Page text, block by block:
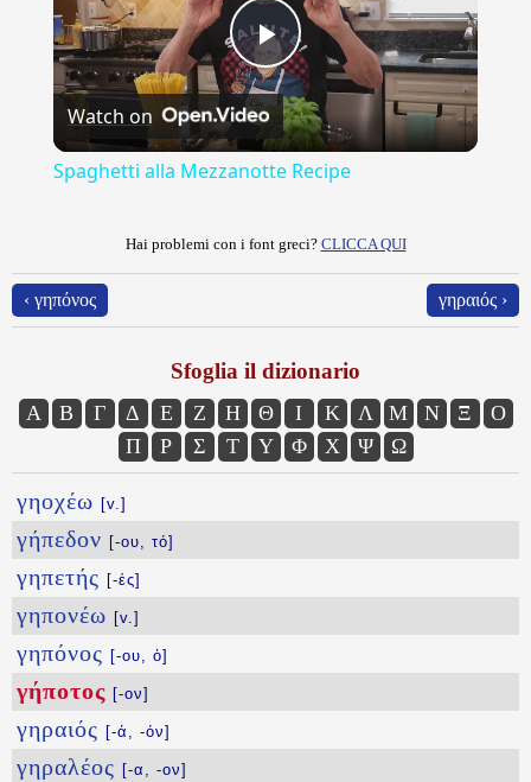
Play
Video
Watch on
Spaghetti alla Mezzanotte Recipe
Hai problemi con i font greci? CLICCA QUI
‹ γηπόνος γηραιός ›
Sfoglia il dizionario
Α Β Γ Δ Ε Ζ Η Θ Ι Κ Λ Μ Ν Ξ
Ο
Π
Ρ Σ Τ Υ Φ Χ Ψ Ω
γηοχέω [v.]
γήπεδον [-ου, τό]
γηπετής [-ές]
γηπονέω [v.]
γηπόνος [-ου, ὁ]
γήποτος [-ον]
γηραιός [-ά, -όν]
γηραλέος [-α, -ον]